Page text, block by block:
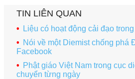
TIN LIÊN QUAN
Liệu có hoạt động cải đạo
Nói về một Diemist chống phá
Facebook
Phật giáo Việt Nam trong cục
chuyển từng ngày